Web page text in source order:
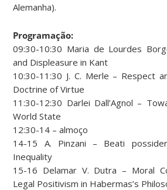
Alemanha).
Programação:
09:30-10:30 Maria de Lourdes
and Displeasure in Kant
10:30-11:30 J. C. Merle – Respect
Doctrine of Virtue
11:30-12:30 Darlei Dall’Agnol –
World State
12:30-14 – almoço
14-15 A. Pinzani – Beati
Inequality
15-16 Delamar V. Dutra – Moral
Legal Positivism in Habermas’s